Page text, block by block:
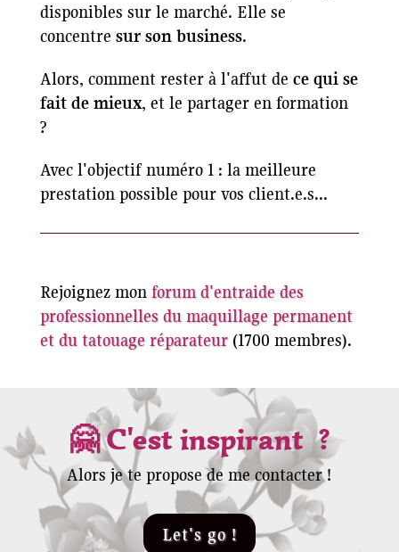
disponibles sur le marché. Elle se
concentre sur son business.
Alors, comment rester à l'affut de ce qui se
fait de mieux, et le partager en formation
?
Avec l'objectif numéro 1 : la meilleure
prestation possible pour vos client.e.s...
Rejoignez monforum d'entraide des
professionnelles du maquillage permanent
et du tatouage réparateur(1700 membres).
🤗 C'est inspirant?
Alors je te propose de me contacter !
Let's go !